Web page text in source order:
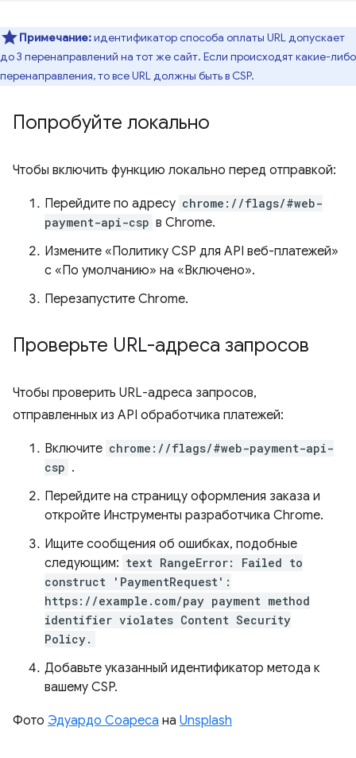
Примечание:идентификатор способа оплаты URL допускает
до 3 перенаправлений на тот же сайт. Если происходят какие-либо
перенаправления, то все URL должны быть в CSP.
Попробуйте локально
Чтобы включить функцию локально перед отправкой:
Перейдите по адресу chrome://flags/#web-
payment-api-csp в Chrome.
Измените «Политику CSP для API веб-платежей»
с «По умолчанию» на «Включено».
Перезапустите Chrome.
Проверьте URL-адреса запросов
Чтобы проверить URL-адреса запросов,
отправленных из API обработчика платежей:
Включите chrome://flags/#web-payment-api-
csp .
Перейдите на страницу оформления заказа и
откройте Инструменты разработчика Chrome.
Ищите сообщения об ошибках, подобные
следующим: text RangeError: Failed to
construct 'PaymentRequest':
https://example.com/pay payment method
identifier violates Content Security
Policy.
Добавьте указанный идентификатор метода к
вашему CSP.
Фото Эдуардо Соареса на Unsplash